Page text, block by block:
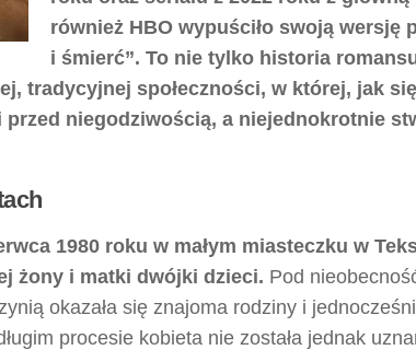
również HBO wypuściło swoją wersję
i śmierć”. To nie tylko historia
tradycyjnej społeczności, w której, jak
niegodziwością, a niejednokrotnie
1980 roku w małym miasteczku w
żony i matki dwójki dzieci. Pod
okazała się znajoma rodziny i
procesie kobieta nie została jednak